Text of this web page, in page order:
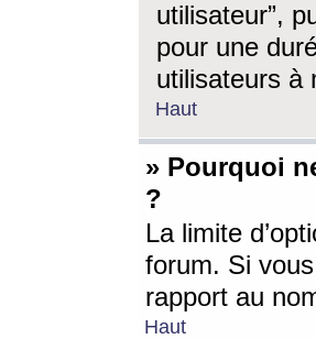
utilisateur”,
pour une
utilisateurs à
Haut
» Pourquoi
?
La limite
forum. Si
rapport au
Haut